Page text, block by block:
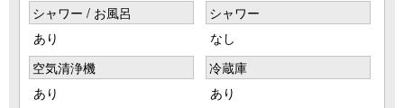
シャワー / お風呂
あり
シャワー
なし
空気清浄機
あり
冷蔵庫
あり